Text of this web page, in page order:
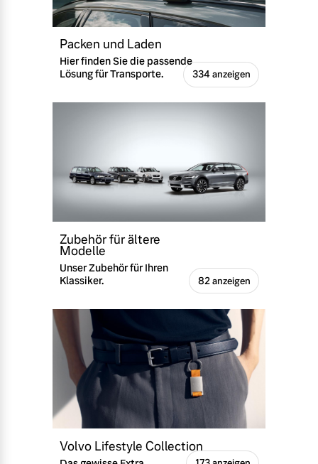
Packen und Laden
Hier finden Sie die passende
Lösung für Transporte.
334 anzeigen
Zubehör für ältere
Modelle
Unser Zubehör für Ihren
Klassiker.
82 anzeigen
Volvo Lifestyle Collection